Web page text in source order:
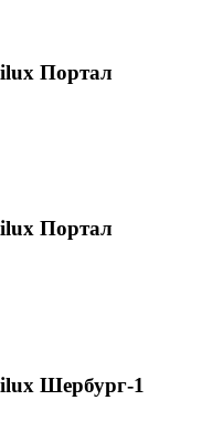
Портал
Портал
Шербург-1